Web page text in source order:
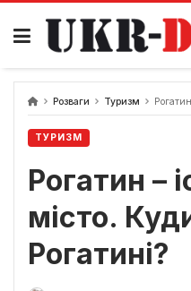
Перейти
вмісту
Розваги Туризм
ТУРИЗМ
Рогатин –
місто.
Рогатині?